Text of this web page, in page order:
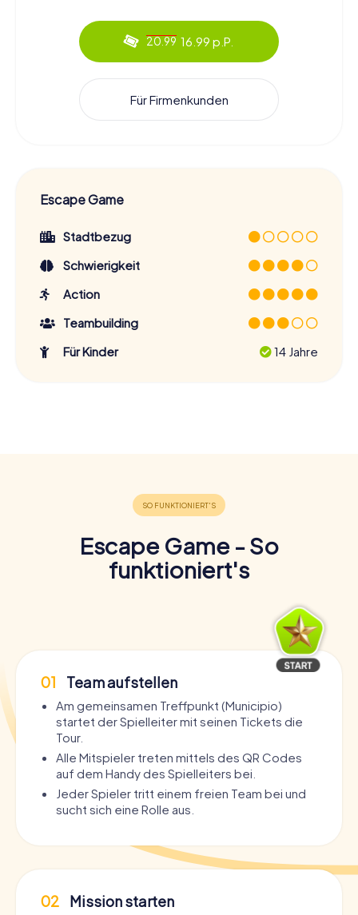
20.99 16.99 p.P.
Für Firmenkunden
Escape Game
Stadtbezug
Schwierigkeit
Action
Teambuilding
Für Kinder
14 Jahre
Escape Game - So
funktioniert's
01 Team aufstellen
Am gemeinsamen Treffpunkt (Municipio)
startet der Spielleiter mit seinen Tickets die
Tour.
Alle Mitspieler treten mittels des QR Codes
auf dem Handy des Spielleiters bei.
Jeder Spieler tritt einem freien Team bei und
sucht sich eine Rolle aus.
02 Mission starten